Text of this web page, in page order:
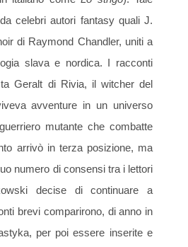
celebri autori fantasy quali J.
di Raymond Chandler, uniti a
slava e nordica. I racconti
Geralt di Rivia, il witcher del
avventure in un universo
mutante che combatte
arrivò in terza posizione, ma
numero di consensi tra i lettori
decise di continuare a
brevi comparirono, di anno in
per poi essere inserite e